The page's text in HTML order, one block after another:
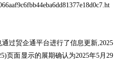
过贸企通平台进行了信息更新,2025
页面显示的展期确认为2025年5月29